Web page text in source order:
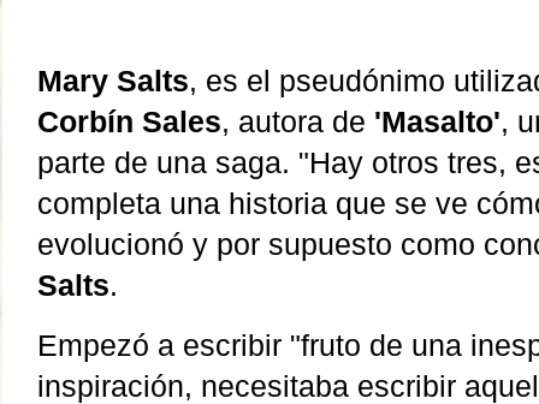
Mary Salts, es el pseudónimo
Corbín Sales, autora de 'Masalto',
parte de una saga. "Hay otros tres,
completa una historia que se ve
evolucionó y por supuesto como
Salts.
Empezó a escribir "fruto de una
inspiración, necesitaba escribir